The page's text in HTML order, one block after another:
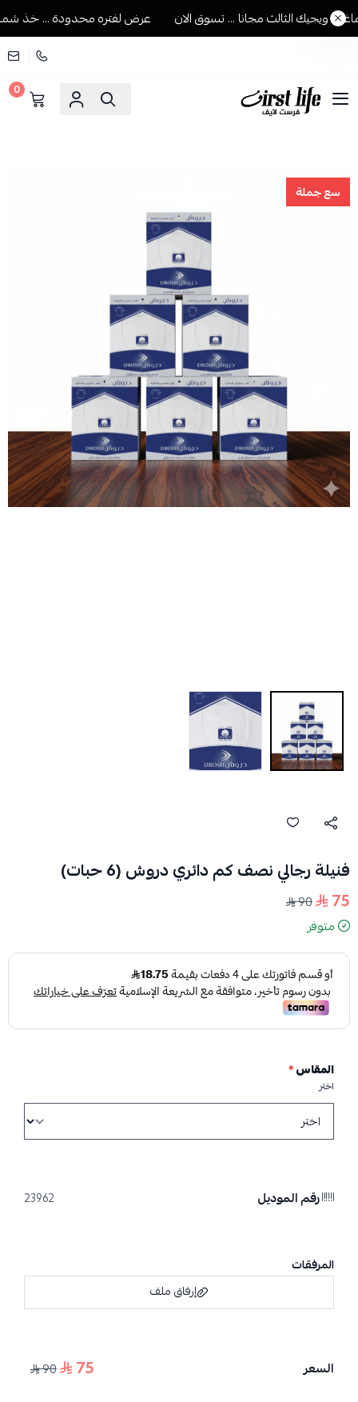
الثالث مجانا ... تسوق الان عرض لفتره محدودة ... خذ
فرست لايف للمستلزمات الرجالية
0
سع جملة
فنيلة رجالي نصف كم دائري دروش (6 حبات)
75
90
متوفر
المقاس*
اختر
رقم الموديل 23962
المرفقات
إرفاق ملف
السعر 75
90